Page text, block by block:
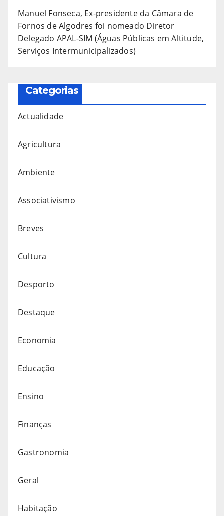
Manuel Fonseca, Ex-presidente da Câmara de
Fornos de Algodres foi nomeado Diretor
Delegado APAL-SIM (Águas Públicas em Altitude,
Serviços Intermunicipalizados)
Categorias
Actualidade
Agricultura
Ambiente
Associativismo
Breves
Cultura
Desporto
Destaque
Economia
Educação
Ensino
Finanças
Gastronomia
Geral
Habitação